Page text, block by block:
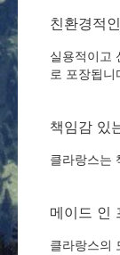
친환경적
실용적이고
로 포장됩니
책임감 있
클라랑스는
메이드 인
클라랑스의